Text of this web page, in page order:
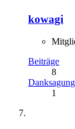
kowagi
Beiträge
8
1